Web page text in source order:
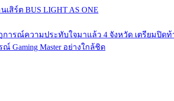
สิร์ต BUS LIGHT AS ONE
การณ์ความประทับใจมาแล้ว 4 จังหวัด เตรียมปิ
Gaming Master อย่างใกล้ชิด